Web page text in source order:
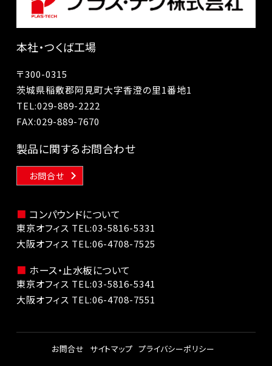
本社・つくば工場
〒300-0315
茨城県稲敷郡阿見町大字香澄の里1番地1
TEL:029-889-2222
FAX:029-889-7670
製品に関するお問合わせ
お問合せ
コンパウンドについて
東京オフィス TEL:03-5816-5331
大阪オフィス TEL:06-4708-7525
ホース・止水板について
東京オフィス TEL:03-5816-5341
大阪オフィス TEL:06-4708-7551
お問合せ サイトマップ プライバシーポリシー